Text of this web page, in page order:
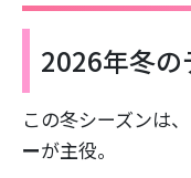
2026年冬の
この冬シーズンは、
ーが主役。